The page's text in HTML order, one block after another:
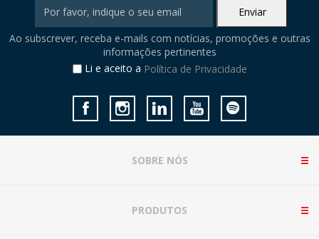
Ao subscrever, receba e-mails com notícias, promoções e outras
informações pertinentes
Li e aceito a Política de Privacidade
SOBRE NÓS
PRODUTOS